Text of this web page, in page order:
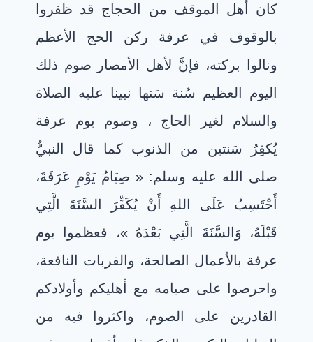
كان أهل الموقف من الحجاج قد ظفروا
بالوقوف في عرفة ركن الحج الأعظم
ونالوا بركته، فإنَّ لأهل الأمصار صوم ذلك
اليوم العظيم سُنة سَنها نبينا عليه الصلاة
والسلام لغير الحاج ، وصوم يوم عرفة
يُكفِرُ سَنتين من الذنوب كما قال النبيُّ
صلى الله عليه وسلم: « صِيَامُ يَوْمِ عَرَفَةَ،
أَحْتَسِبُ عَلَى اللهِ أَنْ يُكَفِّرَ السَّنَةَ الَّتِي
قَبْلَهُ، وَالسَّنَةَ الَّتِي بَعْدَهُ »، فعظموا يوم
عرفة بالأعمال الصالحة، والقربات النافعة،
واحرصوا على صيامه مع أهليكم وأولادكم
القادرين على الصوم، واكثروا فيه من